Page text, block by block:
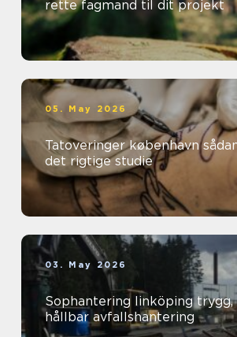
rette fagmand til dit projekt
05. May 2026
Tatoveringer københavn sådan vælger du
det rigtige studie
03. May 2026
Sophantering linköping trygg, enkel och
hållbar avfallshantering